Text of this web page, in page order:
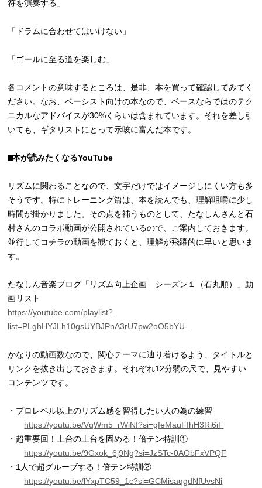
符を演奏する」
「ドラムに合わせてはいけない」
「ゴールに至る道を楽しむ」
各コメントの意味するところは、是非、本を買って確認してみてく
ださい。なお、ベーシスト向けの本なので、ベースならではのテク
ニカルなアドバイスが30%くらいは含まれています。それを差し引
いても、ギタリストにとって示唆に富んだ本です。
⬛︎本が読みたくなるYouTube
リズムに関わることなので、文字だけではイメージしにくい方も多
そうです。特にトレーニング篇は、本を読んでも、理解咀嚼に少し
時間が掛かりました。その点を補うものとして、たなしんさんと石
村さんのコラボ動画が公開されているので、ご案内しておきます。
並行してコチラの動画を観ておくと、理解が飛躍的に早いと思いま
す。
たなしん音楽ブログ「リズム向上企画 シーズン１（石丸順）」動
画リスト
https://youtube.com/playlist?
list=PLghHYJLh10gsUYBJPnA3rU7pw2oO5bYU-
かなりの動画数なので、関心テーマに辿り着けるよう、タイトルと
リンクを抜き出しておきます。それぞれ12分弱の尺で、見やすい
コンテンツです。
・プロレベル以上のリズム感を習得したい人の為の練習
https://youtu.be/VqWm5_rWiNI?si=gfeMauFIhH3Ri6iF
・超重要回！土台の土台を固める！倍テン特訓①
https://youtu.be/9Gxok_6j9Ng?si=JzSTc-0AObFxVPQF
・1人で超グルーブする！倍テン特訓②
https://youtu.be/lYxpTC59_1c?si=GCMisaqgdNfUvsNi